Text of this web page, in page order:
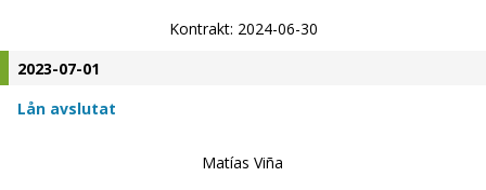
Kontrakt: 2024-06-30
2023-07-01
Lån avslutat
Matías Viña